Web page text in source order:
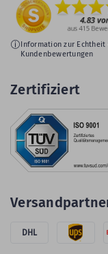
Information zur Echtheit
Kundenbewertungen
Zertifiziert
DHL